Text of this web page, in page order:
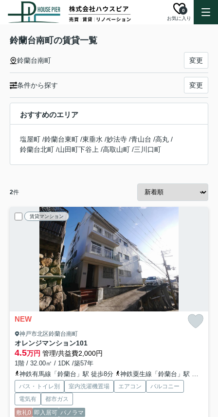
お気に入り
0
鈴蘭台南町の賃貸一覧
鈴蘭台南町 変更
条件から探す 変更
おすすめのエリア
塩屋町 /鈴蘭台東町 /東垂水 /妙法寺 /青山台 /高丸 /
鈴蘭台北町 /山田町下谷上 /高取山町 /三川口町
2件
賃貸マンション
NEW
神戸市北区鈴蘭台南町
オレンジマンション101
4.5万円 管理/共益費2,000円
1階 / 32.00㎡ / 1DK /築57年
神鉄有馬線「鈴蘭台」駅 徒歩8分
神鉄粟生線「鈴蘭台」駅 徒歩8分
バス・トイレ別 室内洗濯機置場 エアコン
バルコニー
電気有
都市ガス
敷礼0 即入居可 パノラマ